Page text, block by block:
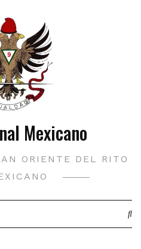
Mexicano
ORIENTE DEL RITO